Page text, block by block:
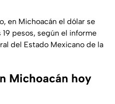
en Michoacán el dólar se
pesos, según el informe
del Estado Mexicano de la
Michoacán hoy